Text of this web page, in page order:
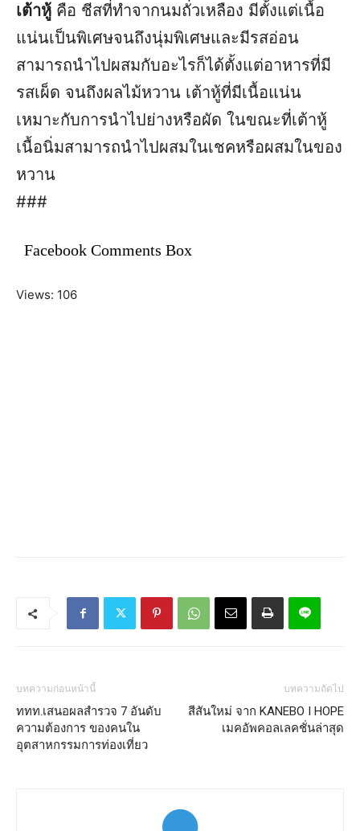
เต้าหู้ คือ ชีสที่ทำจากนมถั่วเหลือง มีตั้งแต่เนื้อ
แน่นเป็นพิเศษจนถึงนุ่มพิเศษและมีรสอ่อน
สามารถนำไปผสมกับอะไรก็ได้ตั้งแต่อาหารที่มี
รสเผ็ด จนถึงผลไม้หวาน เต้าหู้ที่มีเนื้อแน่น
เหมาะกับการนำไปย่างหรือผัด ในขณะที่เต้าหู้
เนื้อนิ่มสามารถนำไปผสมในเชคหรือผสมในของ
หวาน
###
Facebook Comments Box
Views: 106
บทความก่อนหน้านี้
ททท.เสนอผลสำรวจ 7 อันดับ
ความต้องการ ของคนใน
อุตสาหกรรมการท่องเที่ยว
บทความถัดไป
สีสันใหม่ จาก KANEBO I HOPE
เมคอัพคอลเลคชั่นล่าสุด